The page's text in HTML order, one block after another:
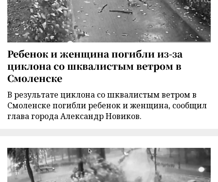
Ребенок и женщина погибли из-за
циклона со шквалистым ветром в
Смоленске
В результате циклона со шквалистым ветром в
Смоленске погибли ребенок и женщина, сообщил
глава города Александр Новиков.